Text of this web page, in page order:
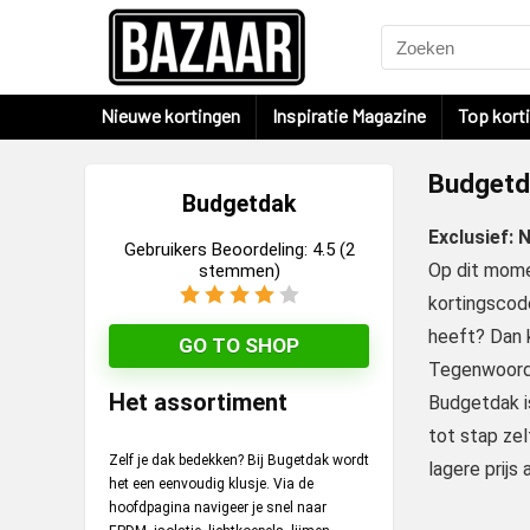
Nieuwe kortingen Inspiratie Magazine Top
Exclusief:
Op dit
heeft? Dan
Budgetdak
tot stap
lagere prijs
Budgetdak
Gebruikers Beoordeling: 4.5 (2
stemmen)
GO TO SHOP
Het assortiment
Zelf je dak bedekken? Bij Bugetdak wordt
het een eenvoudig klusje. Via de
hoofdpagina navigeer je snel naar